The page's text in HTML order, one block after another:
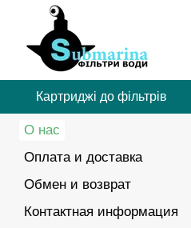
Перейти к основному контенту
Картриджі до фільтрів
О нас
Оплата и доставка
Обмен и возврат
Контактная информация